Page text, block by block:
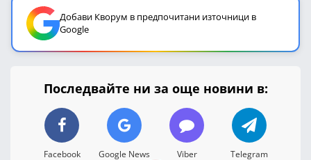
Добави Кворум в предпочитани източници в
Google
Последвайте ни за още новини в:
Facebook Google News Viber Telegram